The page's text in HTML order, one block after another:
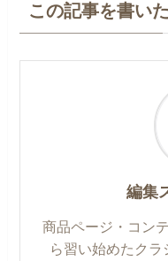
この記事を書い
編集
商品ページ・コン
ら習い始めたクラ